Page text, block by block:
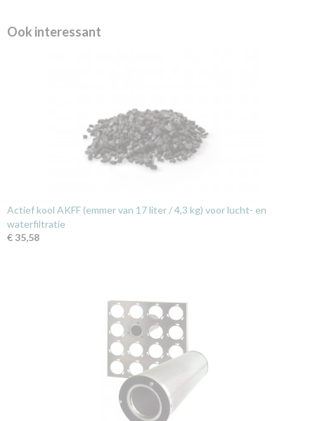
Ook interessant
Actief kool AKFF (emmer van 17 liter / 4,3 kg) voor lucht- en
waterfiltratie
€ 35,58